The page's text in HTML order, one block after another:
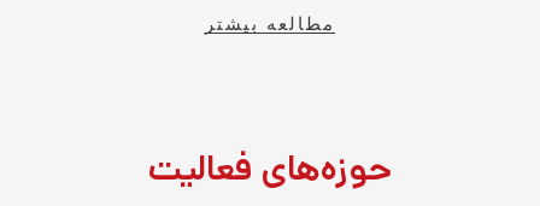
مطالعه بیشتر
حوزه‌های فعالیت